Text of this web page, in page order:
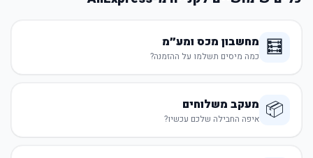
🧮 מחשבון מכס ומע״מ
כמה מיסים תשלמו על ההזמנה?
📦 מעקב משלוחים
איפה החבילה שלכם עכשיו?